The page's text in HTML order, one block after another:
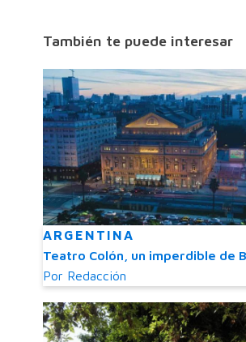
También te puede interesar
ARGENTINA
Teatro Colón, un imperdible de
Por Redacción